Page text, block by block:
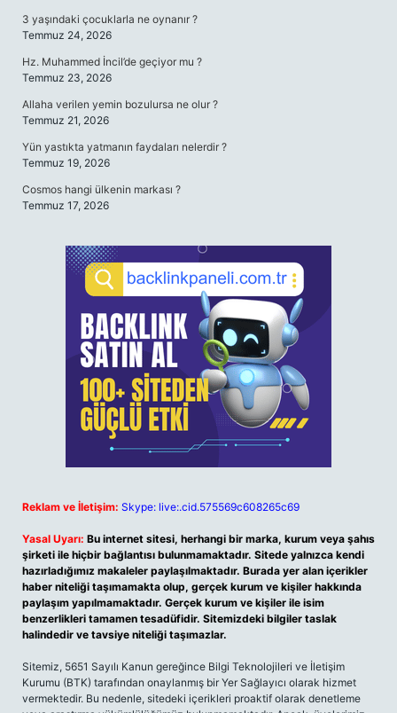
3 yaşındaki çocuklarla ne oynanır ?
Temmuz 24, 2026
Hz. Muhammed İncil’de geçiyor mu ?
Temmuz 23, 2026
Allaha verilen yemin bozulursa ne olur ?
Temmuz 21, 2026
Yün yastıkta yatmanın faydaları nelerdir ?
Temmuz 19, 2026
Cosmos hangi ülkenin markası ?
Temmuz 17, 2026
Reklam ve İletişim: Skype: live:.cid.575569c608265c69
Yasal Uyarı: Bu internet sitesi, herhangi bir marka, kurum veya şahıs
şirketi ile hiçbir bağlantısı bulunmamaktadır. Sitede yalnızca kendi
hazırladığımız makaleler paylaşılmaktadır. Burada yer alan içerikler
haber niteliği taşımamakta olup, gerçek kurum ve kişiler hakkında
paylaşım yapılmamaktadır. Gerçek kurum ve kişiler ile isim
benzerlikleri tamamen tesadüfidir. Sitemizdeki bilgiler taslak
halindedir ve tavsiye niteliği taşımazlar.
Sitemiz, 5651 Sayılı Kanun gereğince Bilgi Teknolojileri ve İletişim
Kurumu (BTK) tarafından onaylanmış bir Yer Sağlayıcı olarak hizmet
vermektedir. Bu nedenle, sitedeki içerikleri proaktif olarak denetleme